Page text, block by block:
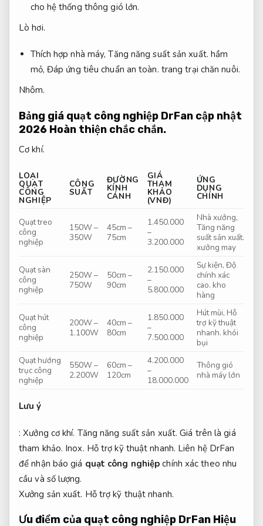
cho hệ thống thông gió lớn.
Lò hơi.
Thích hợp nhà máy,Tăng năng suất sản xuất. hầm
mỏ, Đáp ứng tiêu chuẩn an toàn. trang trại chăn nuôi.
Nhôm.
Bảng giá quạt công nghiệp DrFan cập nhật
2026 Hoàn thiện chắc chắn.
Cơ khí.
LOẠI
QUẠT
CÔNG
NGHIỆP
CÔNG
SUẤT
ĐƯỜNG
KÍNH
CÁNH
GIÁ
THAM
KHẢO
(VNĐ)
ỨNG
DỤNG
CHÍNH
Quạt treo
công
nghiệp
150W –
350W
45cm –
75cm
1.450.000
–
3.200.000
Nhà xưởng,
Tăng năng
suất sản xuất.
xưởng may
Quạt sàn
công
nghiệp
250W –
750W
50cm –
90cm
2.150.000
–
5.800.000
Sự kiện, Độ
chính xác
cao. kho
hàng
Quạt hút
công
nghiệp
200W –
1.100W
40cm –
80cm
1.850.000
–
7.500.000
Hút mùi, Hỗ
trợ kỹ thuật
nhanh. khói
bụi
Quạt hướng
trục công
nghiệp
550W –
2.200W
60cm –
120cm
4.200.000
–
18.000.000
Thông gió
nhà máy lớn
Lưu ý
:Xưởng cơ khí. Tăng năng suất sản xuất. Giá trên là giá
tham khảo. Inox. Hỗ trợ kỹ thuật nhanh. Liên hệ DrFan
để nhận báo giá quạt công nghiệp chính xác theo nhu
cầu và số lượng.
Xưởng sản xuất. Hỗ trợ kỹ thuật nhanh.
Ưu điểm của quạt công nghiệp DrFan Hiệu